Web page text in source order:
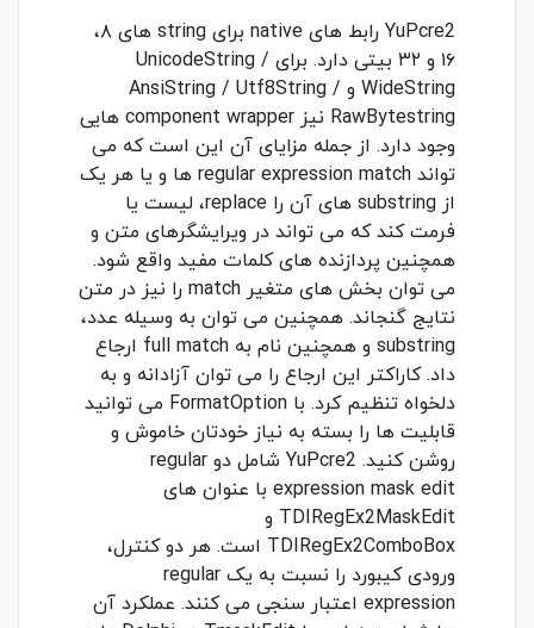
YuPcre2 رابط های native برای string های ۸،
۱۶ و ۳۲ بیتی دارد. برای UnicodeString /
WideString و AnsiString / Utf8String /
RawBytestring نیز component wrapper هایی
وجود دارد. از جمله مزایای آن این است که می
تواند regular expression match ها و یا هر یک
از substring های آن را replace، لیست یا
فرمت کند که می تواند در ویرایشگرهای متن و
همچنین پردازنده های کلمات مفید واقع شود.
می توان بخش های متغیر match را نیز در متن
نتایج گنجاند. همچنین می توان به وسیله عدد،
substring و همچنین نام به full match ارجاع
داد. کاراکتر این ارجاع را می توان آزادانه و به
دلخواه تنظیم کرد. با FormatOption می توانید
قابلیت ها را بسته به نیاز خودتان خاموش و
روشن کنید. YuPcre2 شامل دو regular
expression mask edit با عنوان های
TDIRegEx2MaskEdit و
TDIRegEx2ComboBox است. هر دو کنترل،
ورودی کیبورد را نسبت به یک regular
expression اعتبار سنجی می کنند. عملکرد آن